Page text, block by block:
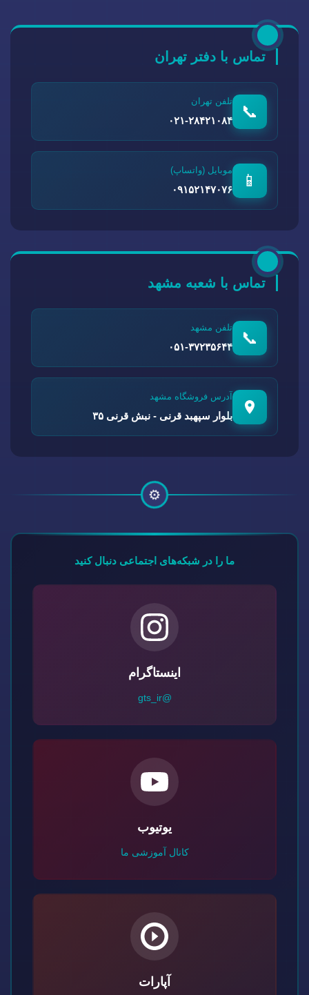
تماس با دفتر تهران
📞
تلفن تهران
۰۲۱-۲۸۴۲۱۰۸۴
📱
موبایل (واتساپ)
۰۹۱۵۲۱۴۷۰۷۶
تماس با شعبه مشهد
📞
تلفن مشهد
۰۵۱-۳۷۲۳۵۶۴۴
آدرس فروشگاه مشهد
بلوار سپهبد قرنی - نبش قرنی ۳۵
⚙️
ما را در شبکه‌های اجتماعی دنبال کنید
اینستاگرام
@gts_ir
یوتیوب
کانال آموزشی ما
آپارات